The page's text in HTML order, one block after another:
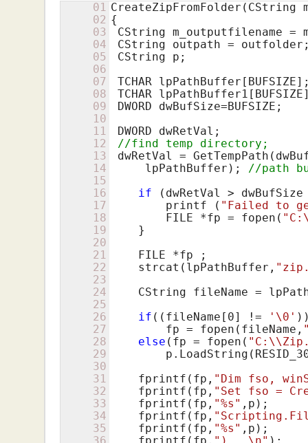
01
02
03
04
05
06
07
08
09
10
11
12
13
14
15
16
17
18
19
20
21
22
23
24
25
26
27
28
29
30
31
32
33
34
35
{
CString m_outputfilename =
CString outpath =
CString p;
TCHAR
TCHAR
DWORD dwBufSize=BUFSIZE;
DWORD dwRetVal;
//find temp directory;
dwRetVal =
     lpPathBuffer);
//path
if (dwRetVal >
        printf (
"Failed to
        FILE *fp = fopen(
    }
    FILE *fp ;
    strcat(lpPathBuffer,
CString fileName =
if ((fileName[ 0] != '\0'
        fp = fopen(fileName,
else (fp = fopen(
    fprintf(fp,
"Dim fso,
    fprintf(fp,
"Set fso =
    fprintf(fp,
"%s" ,p);
    fprintf(fp,
    fprintf(fp,
"%s" ,p);